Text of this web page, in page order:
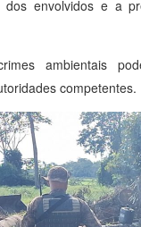
dos envolvidos e a
ambientais
competentes.